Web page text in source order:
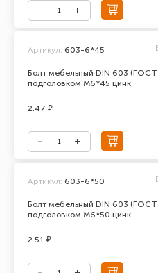
Болт мебельный DIN 603
подголовком М6*45 цинк
Артикул: 603-6*45
2.47 ₽
Болт мебельный DIN 603
подголовком М6*50 цинк
Артикул: 603-6*50
2.51 ₽